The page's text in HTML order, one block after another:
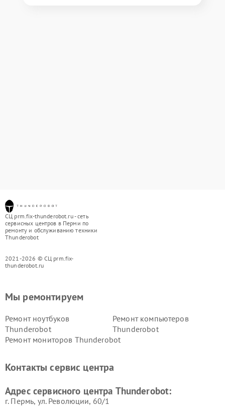
СЦ prm.fix-thunderobot.ru - сеть
сервисных центров в Перми по
ремонту и обслуживанию техники
Thunderobot
2021-2026 © СЦ prm.fix-
thunderobot.ru
Мы ремонтируем
Ремонт ноутбуков
Thunderobot
Ремонт компьютеров
Thunderobot
Ремонт мониторов Thunderobot
Контакты сервис центра
Адрес сервисного центра Thunderobot:
г. Пермь, ул. ​Революции, 60/1